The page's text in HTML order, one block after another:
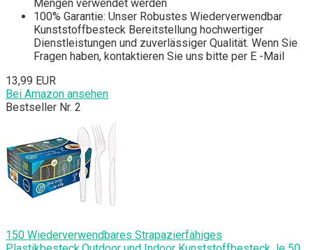
Mengen verwendet werden
100% Garantie: Unser Robustes Wiederverwendbar
Kunststoffbesteck Bereitstellung hochwertiger
Dienstleistungen und zuverlässiger Qualität. Wenn Sie
Fragen haben, kontaktieren Sie uns bitte per E -Mail
13,99 EUR
Bei Amazon ansehen
Bestseller Nr. 2
150 Wiederverwendbares Strapazierfähiges